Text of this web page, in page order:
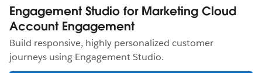
Engagement Studio for Marketing Cloud
Account Engagement
Build responsive, highly personalized customer
journeys using Engagement Studio.